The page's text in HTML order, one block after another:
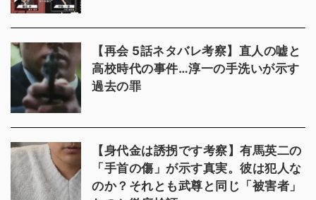
【再会 5話ネタバレ考察】直人の嘘と
高校時代の事件…淳一の手洗いが示す
過去の罪
【身代金は誘拐です考察】有馬英二の
「手首の傷」が示す真実。彼は犯人な
のか？それとも武尊と同じ「被害者」